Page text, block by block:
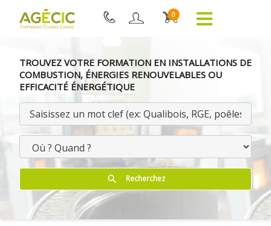
0
TROUVEZ VOTRE FORMATION EN INSTALLATIONS DE
COMBUSTION, ÉNERGIES RENOUVELABLES OU
EFFICACITÉ ÉNERGÉTIQUE
search Recherchez